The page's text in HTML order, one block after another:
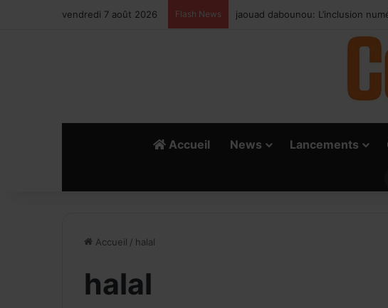
vendredi 7 août 2026 Flash News Ismail Bellali : Le vrai défi du
Accueil News Lancements
Accueil / halal
halal